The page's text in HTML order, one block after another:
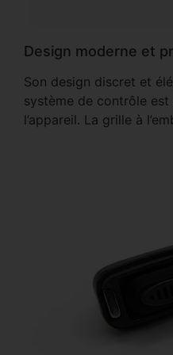
Design moderne et
Son design discret et
système de contrôle est
l’appareil. La grille à